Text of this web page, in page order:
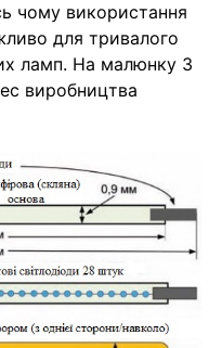
чому використання
для тривалого
ламп. На малюнку 3
виробництва